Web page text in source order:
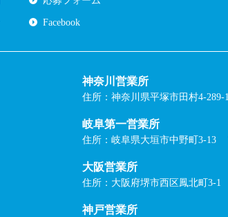
Facebook
神奈川営業所
住所：神奈川県平塚市田村4-289-1
岐阜第一営業所
住所：岐阜県大垣市中野町3-13
大阪営業所
住所：大阪府堺市西区鳳北町3-1
神戸営業所